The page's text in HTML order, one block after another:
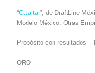
“Cajaltar”, de DraftLine
Modelo México. Otras
Propósito con resultados –
ORO